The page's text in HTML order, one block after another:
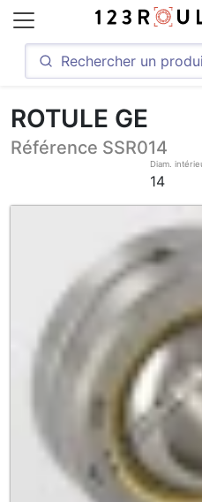
ROTULE GE
Référence SSR014
Diam.
14